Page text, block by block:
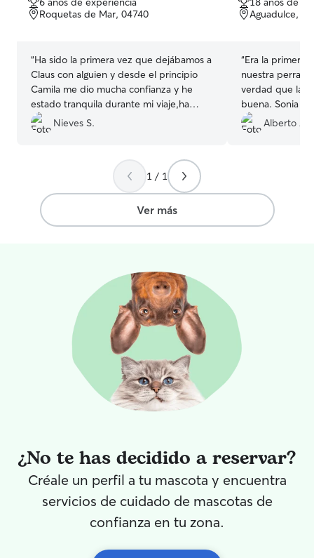
disfrutando
5
estrellas
Roquetas de Mar, 04740
“Ha sido la primera vez que dejábamos a
Claus con alguien y desde el principio
Camila me dio mucha confianza y he
estado tranquila durante mi viaje,ha
estado bien cuidado y en todo momento
he tenido información sobre el,sin duda
Nieves S.
5
estrellas
Aguadulce,
“Era la primera
nuestra perra
verdad que la
buena. Sonia
Maya, si alguna
repetiríamos
Alberto A.
1 / 1
Ver más
¿No te has decidido a reservar?
Créale un perfil a tu mascota y encuentra
servicios de cuidado de mascotas de
confianza en tu zona.